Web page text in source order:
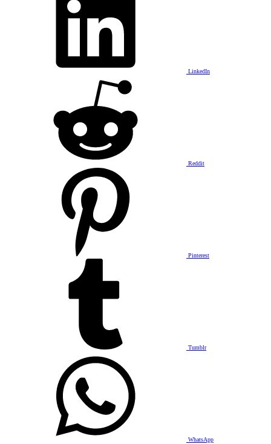
LinkedIn
Reddit
Pinterest
Tumblr
WhatsApp